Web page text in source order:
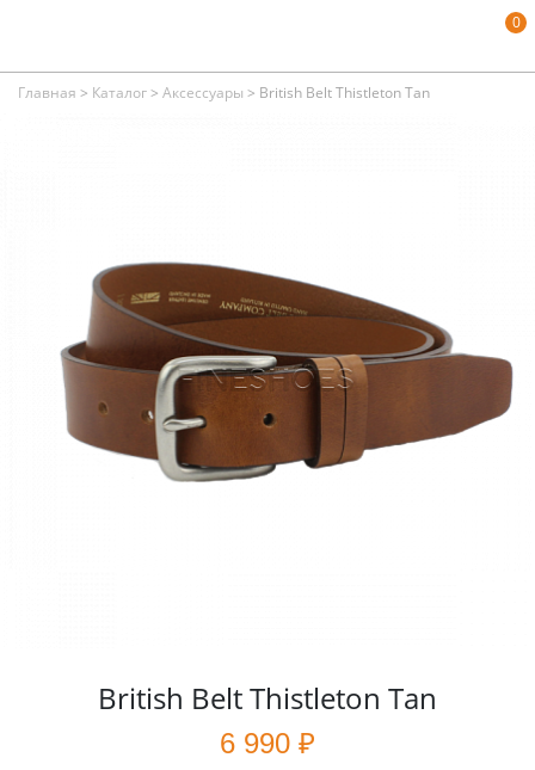
0
Главная > Каталог> Аксессуары > British Belt Thistleton Tan
British Belt Thistleton Tan
6 990 ₽